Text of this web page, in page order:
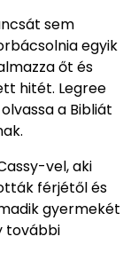
sem
egyik
őt és
hitét. Legree
a Bibliát
vel, aki
férjétől és
gyermekét
további